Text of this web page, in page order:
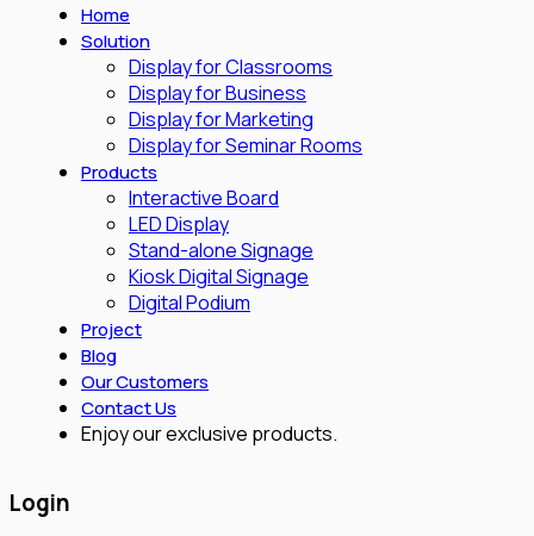
Home
Solution
Display for Classrooms
Display for Business
Display for Marketing
Display for Seminar Rooms
Products
Interactive Board
LED Display
Stand-alone Signage
Kiosk Digital Signage
Digital Podium
Project
Blog
Our Customers
Contact Us
Enjoy our exclusive products.
Login